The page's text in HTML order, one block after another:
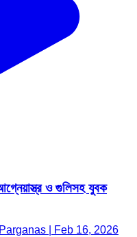
ও গুলিসহ যুবক
| Feb 16, 2026